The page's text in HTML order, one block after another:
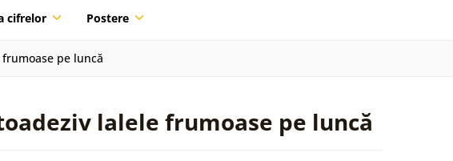
cifrelor Postere
pe luncă
lalele frumoase pe luncă